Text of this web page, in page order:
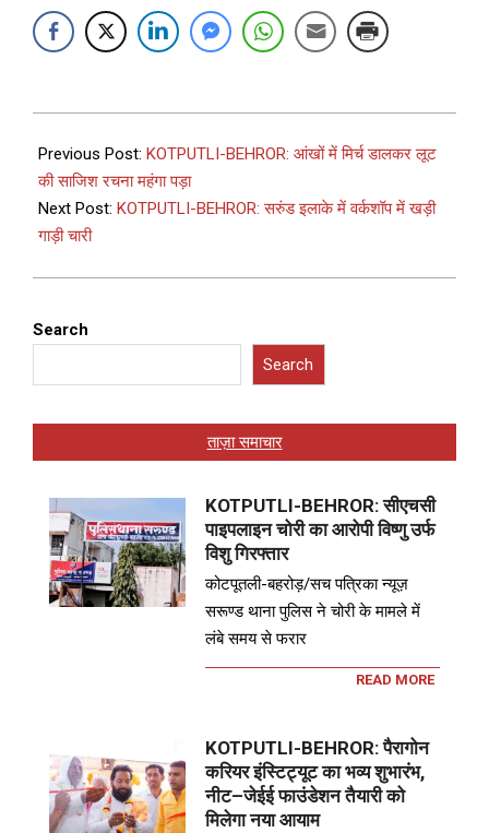
Previous Post: KOTPUTLI-BEHROR: आंखों में मिर्च डालकर लूट
की साजिश रचना महंगा पड़ा
Next Post: KOTPUTLI-BEHROR: सरुंड इलाके में वर्कशॉप में खड़ी
गाड़ी चारी
Search
Search
ताज़ा समाचार
KOTPUTLI-BEHROR: सीएचसी
पाइपलाइन चोरी का आरोपी विष्णु उर्फ
विशु गिरफ्तार
कोटपूतली-बहरोड़/सच पत्रिका न्यूज़
सरूण्ड थाना पुलिस ने चोरी के मामले में
लंबे समय से फरार
READ MORE
KOTPUTLI-BEHROR: पैरागोन
करियर इंस्टिट्यूट का भव्य शुभारंभ,
नीट–जेईई फाउंडेशन तैयारी को
मिलेगा नया आयाम